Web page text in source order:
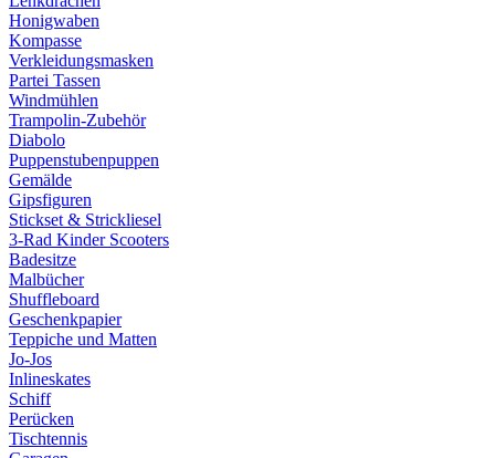
Honigwaben
Kompasse
Verkleidungsmasken
Partei Tassen
Windmühlen
Trampolin-Zubehör
Diabolo
Puppenstubenpuppen
Gemälde
Gipsfiguren
Stickset & Strickliesel
3-Rad Kinder Scooters
Badesitze
Malbücher
Shuffleboard
Geschenkpapier
Teppiche und Matten
Jo-Jos
Inlineskates
Schiff
Perücken
Tischtennis